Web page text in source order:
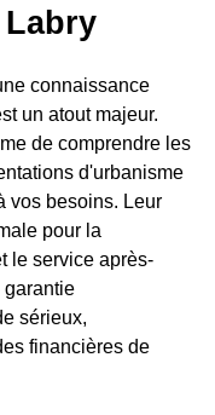
connaissance
un atout majeur.
de comprendre les
d'urbanisme
vos besoins. Leur
pour la
le service après-
garantie
sérieux,
financières de